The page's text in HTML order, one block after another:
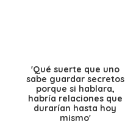
'Qué suerte que uno
sabe guardar secretos
porque si hablara,
habría relaciones que
durarían hasta hoy
mismo'